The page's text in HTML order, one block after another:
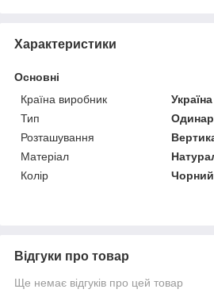
Характеристики
Основні
Країна виробник
Україна
Тип
Розташування
Матеріал
Колір
Чорний
Відгуки про товар
Ще немає відгуків про цей товар